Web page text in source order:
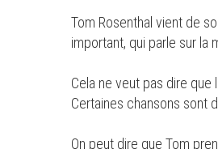
Tom Rosenthal vient de
important, qui parle sur la
Cela ne veut pas dire que
Certaines chansons sont
On peut dire que Tom